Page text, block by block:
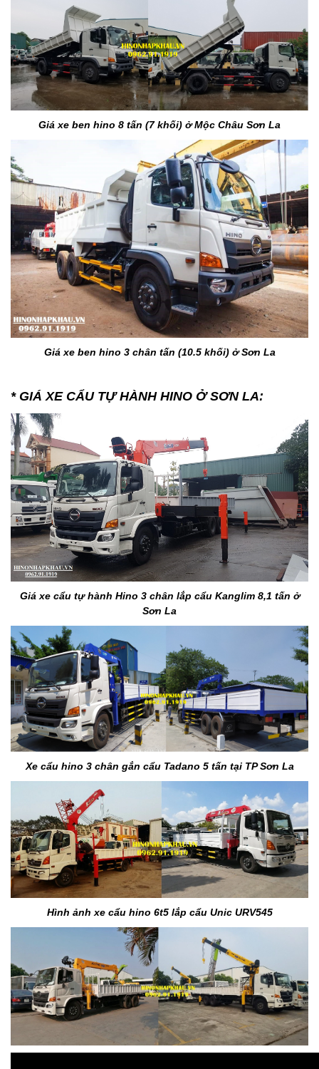
Giá xe ben hino 8 tấn (7 khối) ởMộc Châu Sơn La
Giá xe ben hino 3 chân tấn (10.5 khối) ở Sơn La
* GIÁ XE CẨU TỰ HÀNH HINO Ở SƠN LA:
Giá xe cẩu tự hành Hino 3 chân lắp cẩu Kanglim 8,1 tấn ở
Sơn La
Xe cẩu hino 3 chân gắn cẩu Tadano 5 tấn tại TP Sơn La
Hình ảnh xe cẩu hino 6t5 lắp cẩu Unic URV545